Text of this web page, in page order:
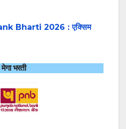
Bharti 2026 : एक्सिम
मेगा भरती